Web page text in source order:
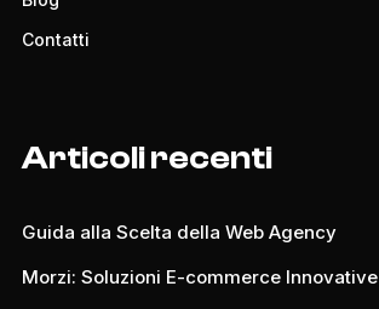
Contatti
Articoli recenti
Guida alla Scelta della Web Agency
Morzi: Soluzioni E-commerce Innovative